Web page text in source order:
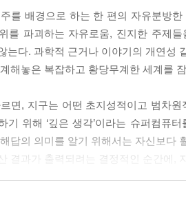
를 배경으로 하는 한 편의 자유분방
를 파괴하는 자유로움, 진지한 주제
는다. 과학적 근거나 이야기의 개연성
해놓은 복잡하고 황당무계한 세계를
면, 지구는 어떤 초지성적이고 범차
기 위해 ‘깊은 생각’이라는 슈퍼컴퓨
답의 의미를 알기 위해서는 자신보다
결과가 출력되려는 결정적인 순간에